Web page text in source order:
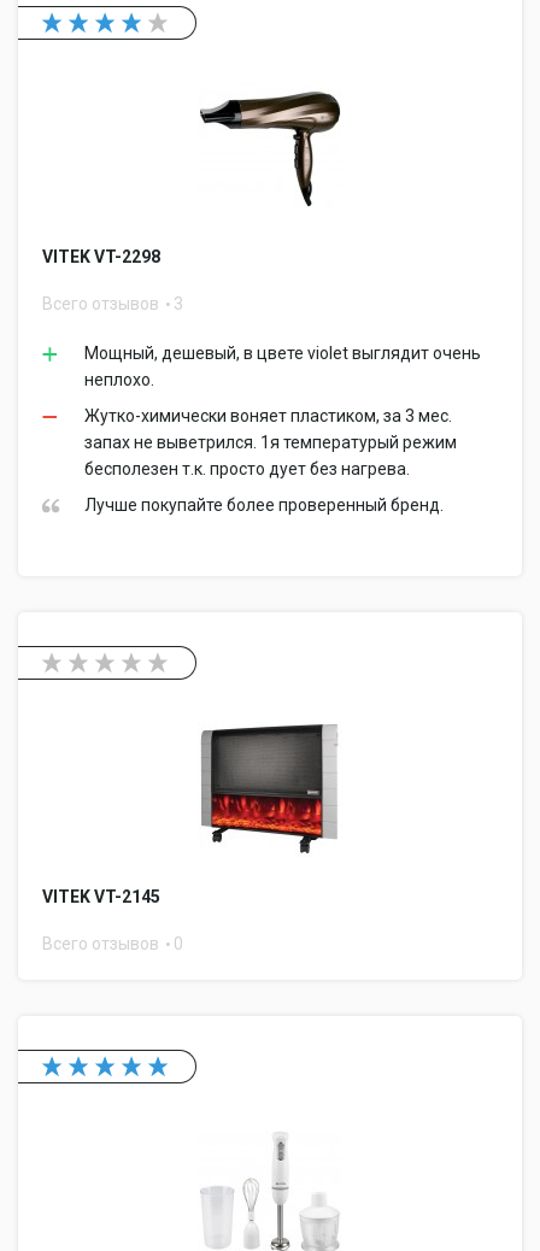
VITEK VT-2298
Всего отзывов 3
Мощный, дешевый, в цвете violet выглядит очень
неплохо.
Жутко-химически воняет пластиком, за 3 мес.
запах не выветрился. 1я температурый режим
бесполезен т.к. просто дует без нагрева.
Лучше покупайте более проверенный бренд.
VITEK VT-2145
Всего отзывов 0